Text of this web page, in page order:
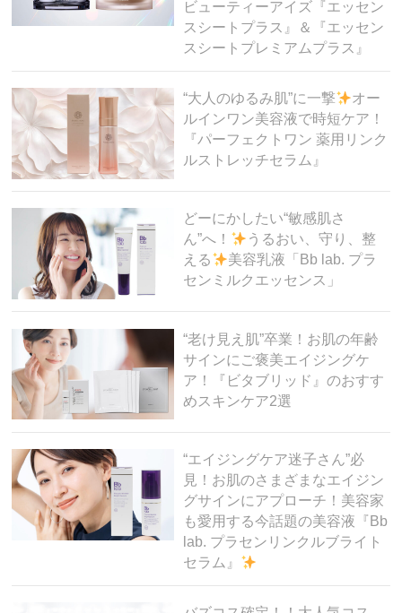
ビューティーアイズ『エッセン
スシートプラス』＆『エッセン
スシートプレミアムプラス』
“大人のゆるみ肌”に一撃
オー
ルインワン美容液で時短ケア！
『パーフェクトワン 薬用リンク
ルストレッチセラム』
どーにかしたい“敏感肌さ
ん”へ！
うるおい、守り、整
える
美容乳液「Bb lab. プラ
センミルクエッセンス」
“老け見え肌”卒業！お肌の年齢
サインにご褒美エイジングケ
ア！『ビタブリッド』のおすす
めスキンケア2選
“エイジングケア迷子さん”必
見！お肌のさまざまなエイジン
グサインにアプローチ！美容家
も愛用する今話題の美容液『Bb
lab. プラセンリンクルブライト
セラム』